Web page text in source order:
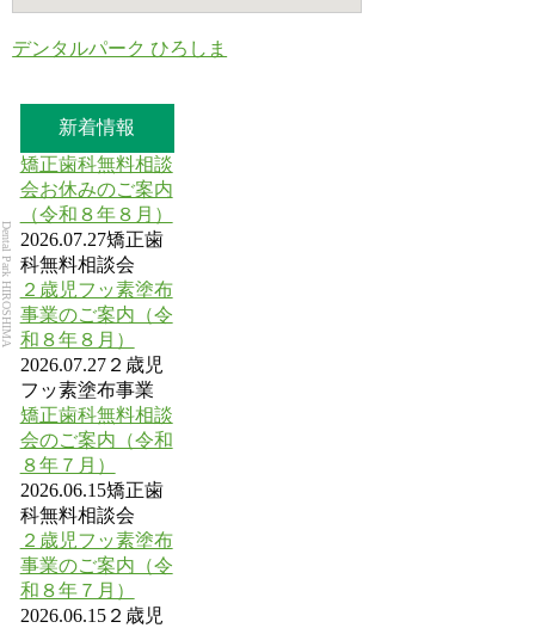
Dental Park HIROSHIMA
デンタルパーク ひろしま
新着情報
矯正歯科無料相談
会お休みのご案内
（令和８年８月）
2026.07.27矯正歯
科無料相談会
２歳児フッ素塗布
事業のご案内（令
和８年８月）
2026.07.27２歳児
フッ素塗布事業
矯正歯科無料相談
会のご案内（令和
８年７月）
2026.06.15矯正歯
科無料相談会
２歳児フッ素塗布
事業のご案内（令
和８年７月）
2026.06.15２歳児